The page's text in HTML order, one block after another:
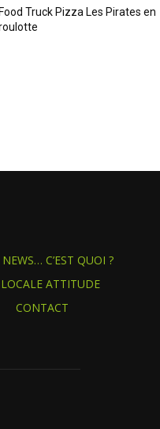
Food Truck Pizza Les Pirates en
C’EST QUOI ?
ATTITUDE
CONTACT